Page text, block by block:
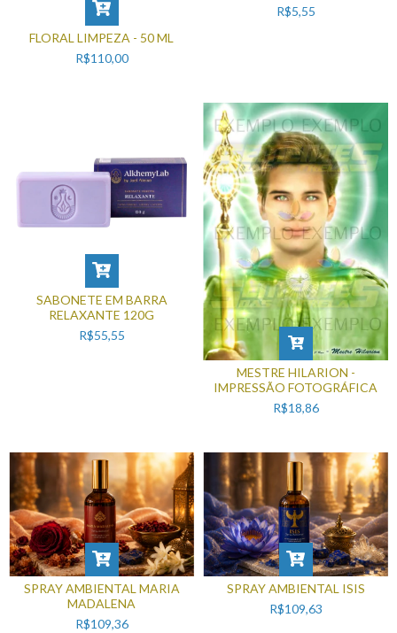
FLORAL LIMPEZA - 50 ML
R$110,00
R$5,55
SABONETE EM BARRA
RELAXANTE 120G
R$55,55
MESTRE HILARION -
IMPRESSÃO FOTOGRÁFICA
R$18,86
SPRAY AMBIENTAL MARIA
MADALENA
R$109,36
SPRAY AMBIENTAL ISIS
R$109,63